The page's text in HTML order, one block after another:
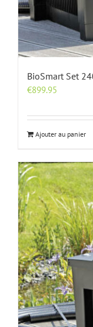
BioSmart Set
€899.95
Ajouter au panier